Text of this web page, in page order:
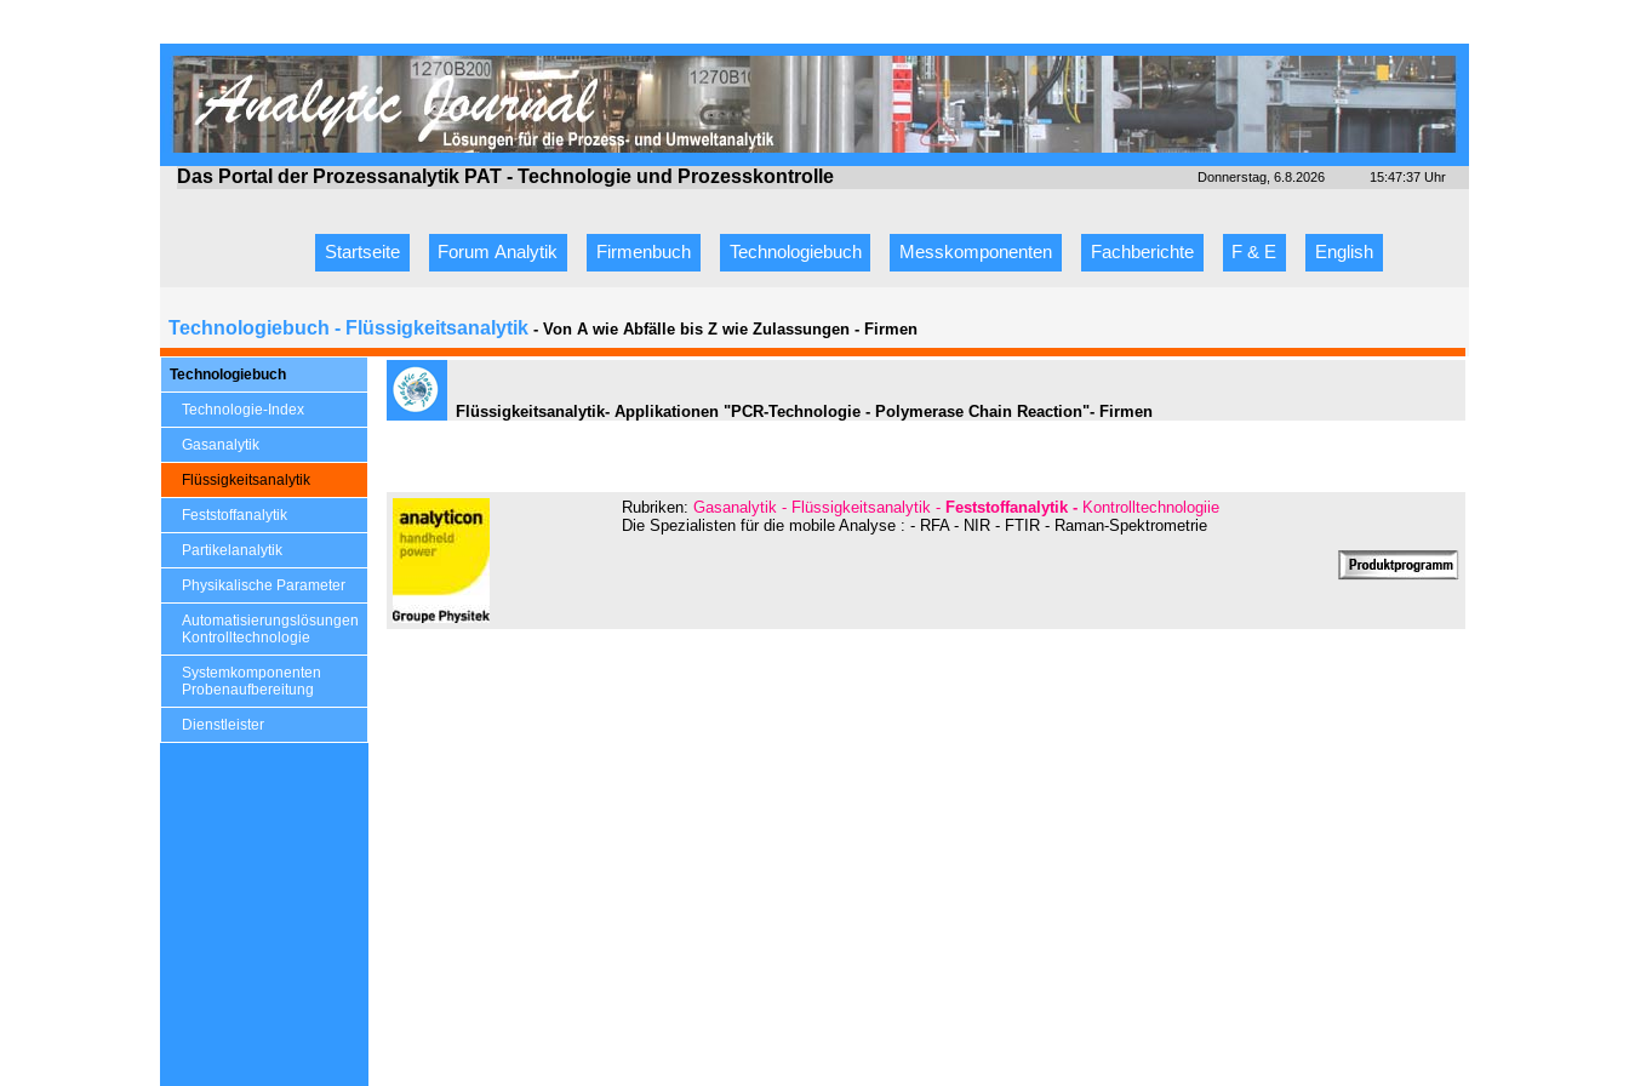
Das Portal der Prozessanalytik PAT - Technologie und Prozesskontrolle Donnerstag, 6.8.2026 15:47:37 Uhr
Startseite Forum Analytik Firmenbuch Technologiebuch Messkomponenten Fachberichte F & E English
Technologiebuch - Flüssigkeitsanalytik - Von A wie Abfälle bis Z wie Zulassungen - Firmen
Technologiebuch
Technologie-Index
Gasanalytik
Flüssigkeitsanalytik
Feststoffanalytik
Partikelanalytik
Physikalische Parameter
Automatisierungslösungen
Kontrolltechnologie
Systemkomponenten
Probenaufbereitung
Dienstleister
Flüssigkeitsanalytik- Applikationen "PCR-Technologie - Polymerase Chain Reaction"- Firmen
Rubriken: Gasanalytik - Flüssigkeitsanalytik - Feststoffanalytik - Kontrolltechnologiie
Die Spezialisten für die mobile Analyse : - RFA - NIR - FTIR - Raman-Spektrometrie